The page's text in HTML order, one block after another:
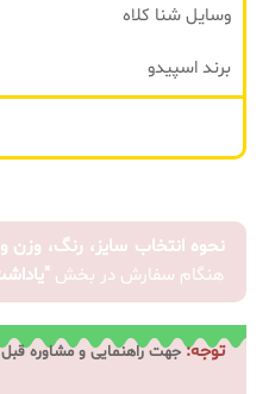
زمانیکه
نسخه
محصول
ثبت
وسایل شنا کلاه
برند اسپیدو
نحوه انتخاب سایز، رنگ،
هنگام سفارش در بخش
توجه:جهت راهنمایی و مشاوره